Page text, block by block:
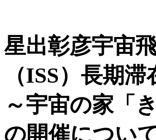
星出彰彦宇宙
（ISS）長期
～宇宙の家「
の開催につい